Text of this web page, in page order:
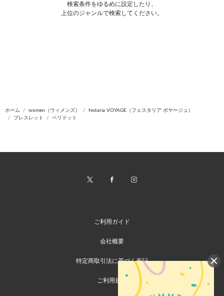
検索条件をゆるめに設定したり、
上位のジャンルで検索してください。
ホーム women（ウィメンズ）
festaria VOYAGE（フェスタリア ボヤージュ）
ブレスレット
ペリドット
ご利用ガイド
会社概要
特定商取引法に基づく表記
ご利用規約